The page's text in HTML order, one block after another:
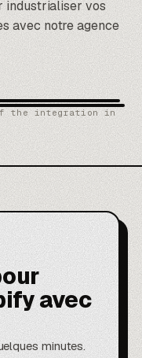
industrialiser vos
avec notreagence
the integration in
avec
minutes.